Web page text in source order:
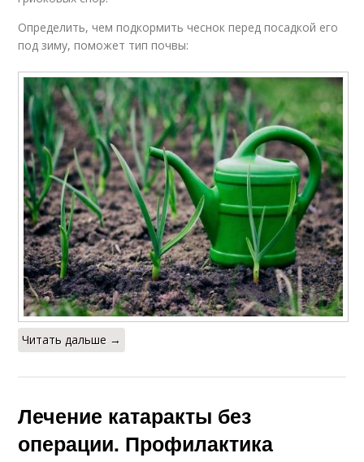
Определить, чем подкормить чеснок перед посадкой его
под зиму, поможет тип почвы:
Читать дальше →
Лечение катаракты без
операции. Профилактика